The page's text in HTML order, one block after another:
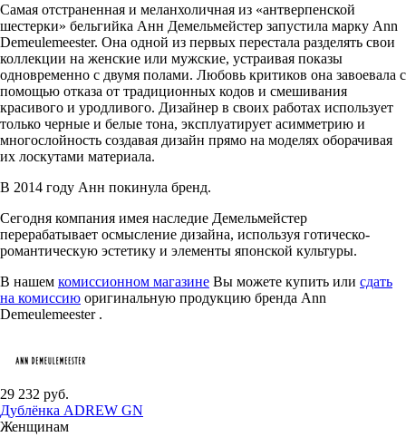
Самая отстраненная и меланхоличная из «антверпенской
шестерки» бельгийка Анн Демельмейстер запустила марку Ann
Demeulemeester. Она одной из первых перестала разделять свои
коллекции на женские или мужские, устраивая показы
одновременно с двумя полами. Любовь критиков она завоевала с
помощью отказа от традиционных кодов и смешивания
красивого и уродливого. Дизайнер в своих работах использует
только черные и белые тона, эксплуатирует асимметрию и
многослойность создавая дизайн прямо на моделях оборачивая
их лоскутами материала.
В 2014 году Анн покинула бренд.
Сегодня компания имея наследие Демельмейстер
перерабатывает осмысление дизайна, используя готическо-
романтическую эстетику и элементы японской культуры.
В нашем комиссионном магазине Вы можете купить или сдать
на комиссию оригинальную продукцию бренда Ann
Demeulemeester .
29 232 руб.
Дублёнка ADREW GN
Женщинам